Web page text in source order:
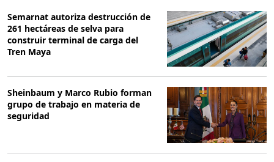
Semarnat autoriza destrucción de
261 hectáreas de selva para
construir terminal de carga del
Tren Maya
Sheinbaum y Marco Rubio forman
grupo de trabajo en materia de
seguridad